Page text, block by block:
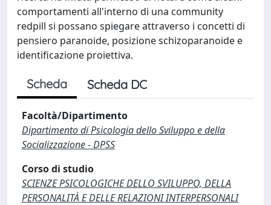
comportamenti all'interno di una community
redpill si possano spiegare attraverso i concetti di
pensiero paranoide, posizione schizoparanoide e
identificazione proiettiva.
Scheda Scheda DC
Facoltà/Dipartimento
Dipartimento di Psicologia dello Sviluppo e della
Socializzazione - DPSS
Corso di studio
SCIENZE PSICOLOGICHE DELLO SVILUPPO, DELLA
PERSONALITÀ E DELLE RELAZIONI INTERPERSONALI